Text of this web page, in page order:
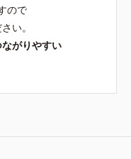
ので
い。
がりやすい